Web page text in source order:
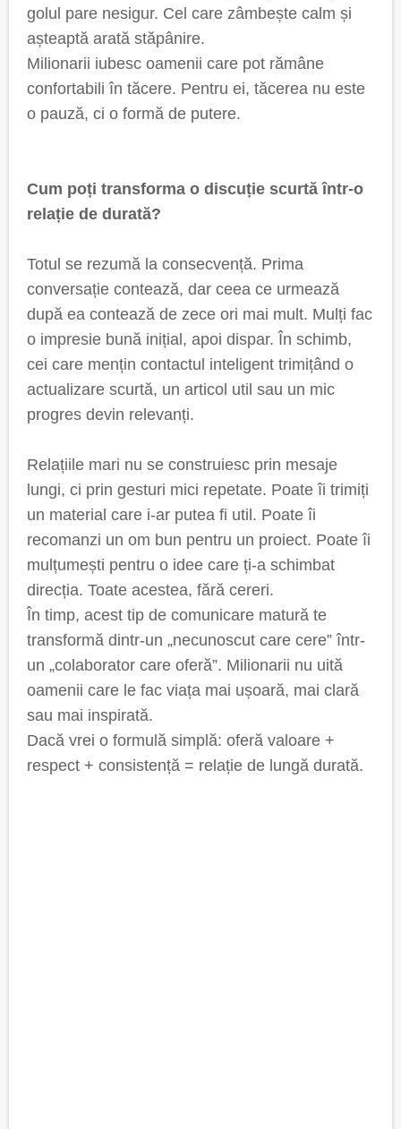
golul pare nesigur. Cel care zâmbește calm și
așteaptă arată stăpânire.
Milionarii iubesc oamenii care pot rămâne
confortabili în tăcere. Pentru ei, tăcerea nu este
o pauză, ci o formă de putere.
Cum poți transforma o discuție scurtă într-o
relație de durată?
Totul se rezumă la consecvență. Prima
conversație contează, dar ceea ce urmează
după ea contează de zece ori mai mult. Mulți fac
o impresie bună inițial, apoi dispar. În schimb,
cei care mențin contactul inteligent trimițând o
actualizare scurtă, un articol util sau un mic
progres devin relevanți.
Relațiile mari nu se construiesc prin mesaje
lungi, ci prin gesturi mici repetate. Poate îi trimiți
un material care i-ar putea fi util. Poate îi
recomanzi un om bun pentru un proiect. Poate îi
mulțumești pentru o idee care ți-a schimbat
direcția. Toate acestea, fără cereri.
În timp, acest tip de comunicare matură te
transformă dintr-un „necunoscut care cere” într-
un „colaborator care oferă”. Milionarii nu uită
oamenii care le fac viața mai ușoară, mai clară
sau mai inspirată.
Dacă vrei o formulă simplă: oferă valoare +
respect + consistență = relație de lungă durată.